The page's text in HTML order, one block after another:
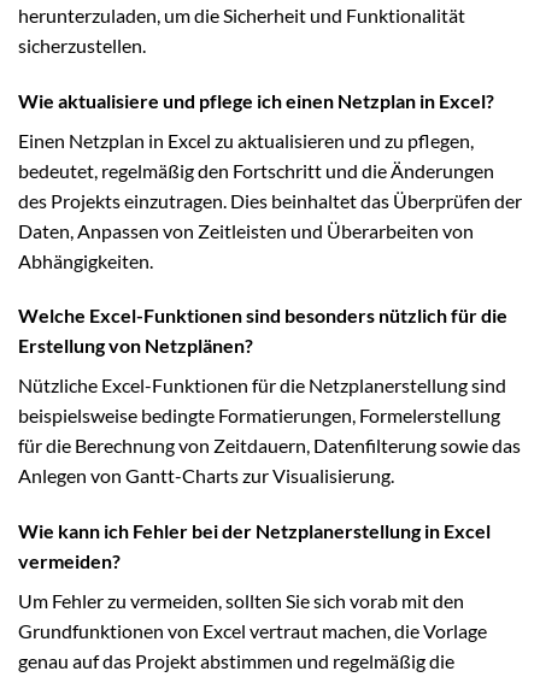
herunterzuladen, um die Sicherheit und Funktionalität
sicherzustellen.
Wie aktualisiere und pflege ich einen Netzplan in Excel?
Einen Netzplan in Excel zu aktualisieren und zu pflegen,
bedeutet, regelmäßig den Fortschritt und die Änderungen
des Projekts einzutragen. Dies beinhaltet das Überprüfen der
Daten, Anpassen von Zeitleisten und Überarbeiten von
Abhängigkeiten.
Welche Excel-Funktionen sind besonders nützlich für die
Erstellung von Netzplänen?
Nützliche Excel-Funktionen für die Netzplanerstellung sind
beispielsweise bedingte Formatierungen, Formelerstellung
für die Berechnung von Zeitdauern, Datenfilterung sowie das
Anlegen von Gantt-Charts zur Visualisierung.
Wie kann ich Fehler bei der Netzplanerstellung in Excel
vermeiden?
Um Fehler zu vermeiden, sollten Sie sich vorab mit den
Grundfunktionen von Excel vertraut machen, die Vorlage
genau auf das Projekt abstimmen und regelmäßig die